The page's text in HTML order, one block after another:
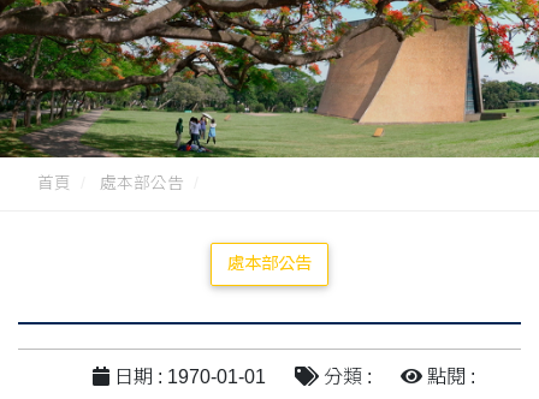
首頁 處本部公告
處本部公告
日期 : 1970-01-01 分類 : 點閱 :